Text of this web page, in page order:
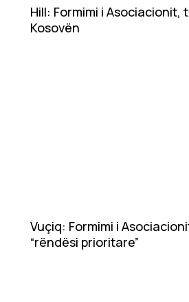
Hill: Formimi i Asociacionit,
Kosovën
Vuçiq: Formimi i
“rëndësi prioritare”